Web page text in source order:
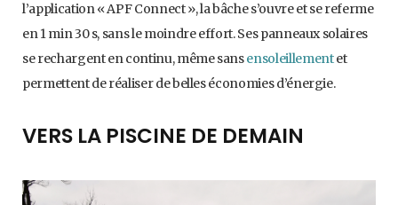
l’application « APF Connect », la bâche s’ouvre et se referme
en 1 min 30 s, sans le moindre effort. Ses panneaux solaires
se rechargent en continu, même sansensoleillementet
permettent de réaliser de belles économies d’énergie.
VERS LA PISCINE DE DEMAIN